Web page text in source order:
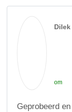
Dilek
om
Geprobeerd